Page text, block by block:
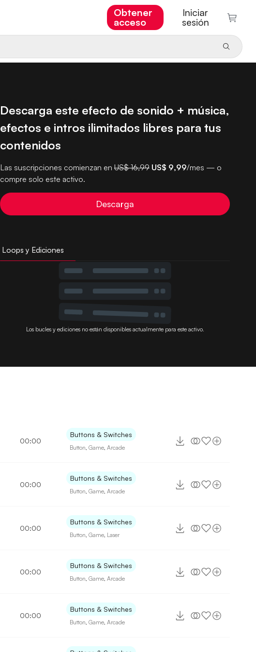
Obtener
acceso
Iniciar
sesión
Descarga este efecto de sonido + música,
efectos e intros ilimitados libres para tus
contenidos
Las suscripciones comienzan enUS$ 16,99 US$ 9,99/mes — o
compre solo este activo.
Descarga
Loops y Ediciones
Los bucles y ediciones no están disponibles actualmente para este activo.
00:00
Buttons & Switches
Button ,Game ,Arcade
00:00
Buttons & Switches
Button ,Game ,Arcade
00:00
Buttons & Switches
Button ,Game Laser
00:00
Buttons & Switches
Button ,Game ,Arcade
00:00
Buttons & Switches
Button ,Game ,Arcade